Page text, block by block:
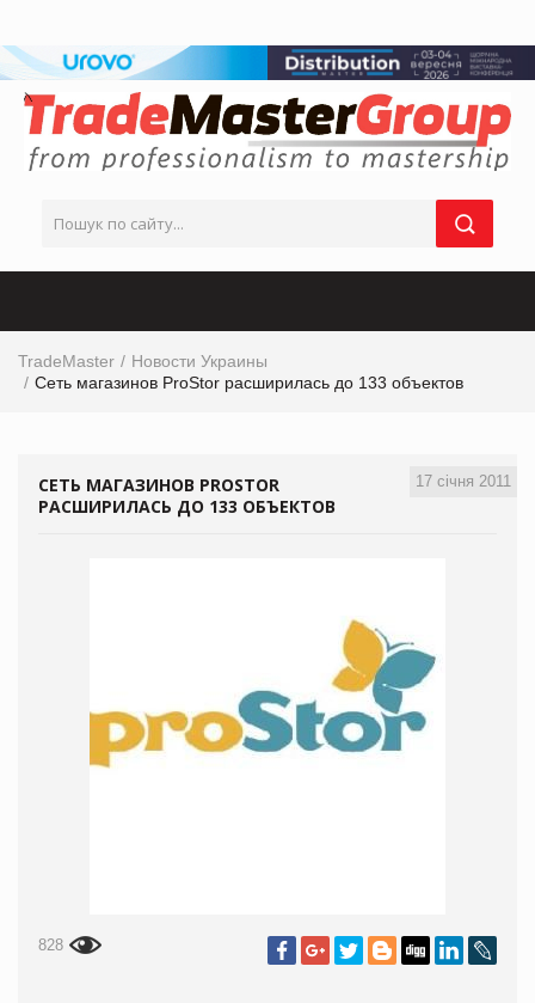
TradeMaster
Новости Украины
Сеть магазинов ProStor расширилась до 133 объектов
17 січня 2011
СЕТЬ МАГАЗИНОВ PROSTOR
РАСШИРИЛАСЬ ДО 133 ОБЪЕКТОВ
828